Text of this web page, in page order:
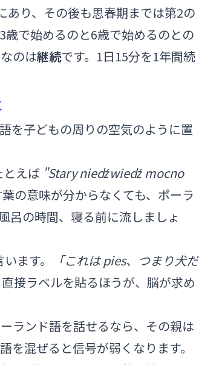
り、その後も思春期までは第2の
で始めるのと6歳で始めるのとの
のは継続です。1日15分を1年間続
を子どもの周りの空気のように置
えば "Stary niedźwiedź mocno
の意味が分からなくても、ポーラ
呂の時間、寝る前に流しましょ
ます。
「これは pies、つまり犬だ
接ラベルを貼るほうが、脳が求め
ランド語を話せるなら、その親は
を混ぜると信号が弱くなります。